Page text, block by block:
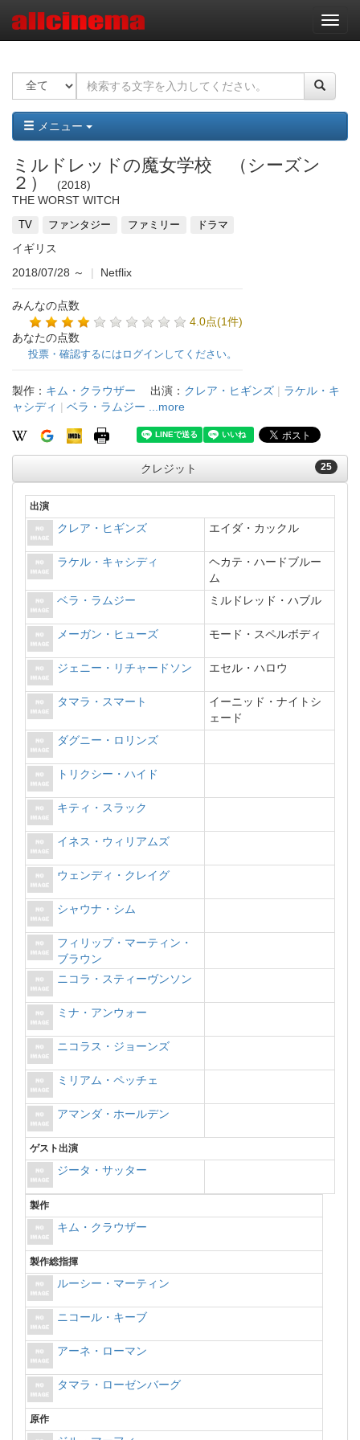
ナ
ビ
ー
ョ
ン
メニュー
ミルドレッドの魔女学校 （シーズン
２）
2018
THE WORST WITCH
TV ファンタジー ファミリー ドラマ
イギリス
2018/07/28 ～ | Netflix
みんなの点数
4.0点(1件)
あなたの点数
投票・確認するにはログインしてください。
製作： キム・クラウザー 出演： クレア・ヒギンズ | ラケル・キ
ャシディ | ベラ・ラムジー ...more
25
クレジット
出演
クレア・ヒギンズ エイダ・カックル
ラケル・キャシディ
ヘカテ・ハードブルー
ム
ベラ・ラムジー
ミルドレッド・ハブル
メーガン・ヒューズ モード・スペルボディ
ジェニー・リチャードソン エセル・ハロウ
タマラ・スマート
イーニッド・ナイトシ
ェード
ダグニー・ロリンズ
トリクシー・ハイド
キティ・スラック
イネス・ウィリアムズ
ウェンディ・クレイグ
シャウナ・シム
フィリップ・マーティン・
ブラウン
ニコラ・スティーヴンソン
ミナ・アンウォー
ニコラス・ジョーンズ
ミリアム・ペッチェ
アマンダ・ホールデン
ゲスト出演
ジータ・サッター
製作
キム・クラウザー
製作総指揮
ルーシー・マーティン
ニコール・キーブ
アーネ・ローマン
タマラ・ローゼンバーグ
原作